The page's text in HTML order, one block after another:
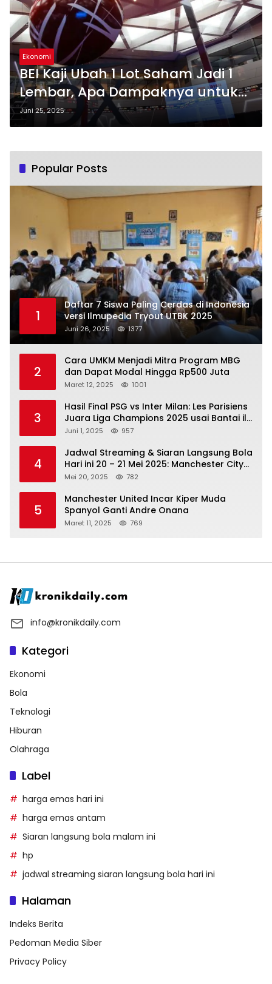
Ekonomi
BEI Kaji Ubah 1 Lot Saham Jadi 1
Lembar, Apa Dampaknya untuk
Investor?
Juni 25, 2025
Popular Posts
1
Daftar 7 Siswa Paling Cerdas di Indonesia
versi Ilmupedia Tryout UTBK 2025
Juni 26, 2025 1377
2
Cara UMKM Menjadi Mitra Program MBG
dan Dapat Modal Hingga Rp500 Juta
Maret 12, 2025 1001
3
Hasil Final PSG vs Inter Milan: Les Parisiens
Juara Liga Champions 2025 usai Bantai il
Nerazzurri
Juni 1, 2025 957
4
Jadwal Streaming & Siaran Langsung Bola
Hari ini 20 – 21 Mei 2025: Manchester City
vs Bournemouth
Mei 20, 2025 782
5
Manchester United Incar Kiper Muda
Spanyol Ganti Andre Onana
Maret 11, 2025 769
info@kronikdaily.com
Kategori
Ekonomi
Bola
Teknologi
Hiburan
Olahraga
Label
harga emas hari ini
harga emas antam
Siaran langsung bola malam ini
hp
jadwal streaming siaran langsung bola hari ini
Halaman
Indeks Berita
Pedoman Media Siber
Privacy Policy